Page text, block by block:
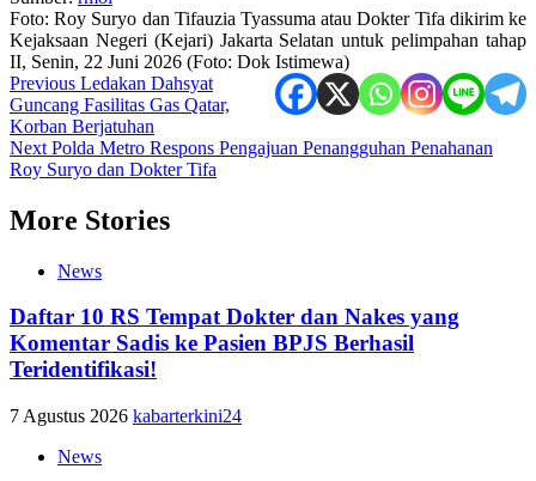
Foto: Roy Suryo dan Tifauzia Tyassuma atau Dokter Tifa dikirim ke
Kejaksaan Negeri (Kejari) Jakarta Selatan untuk pelimpahan tahap
II, Senin, 22 Juni 2026 (Foto: Dok Istimewa)
Post
navigation
Previous Ledakan Dahsyat
Guncang Fasilitas Gas Qatar,
Korban Berjatuhan
Next Polda Metro Respons Pengajuan Penangguhan Penahanan
Roy Suryo dan Dokter Tifa
More Stories
News
Daftar 10 RS Tempat Dokter dan Nakes yang
Komentar Sadis ke Pasien BPJS Berhasil
Teridentifikasi!
7 Agustus 2026 kabarterkini24
News